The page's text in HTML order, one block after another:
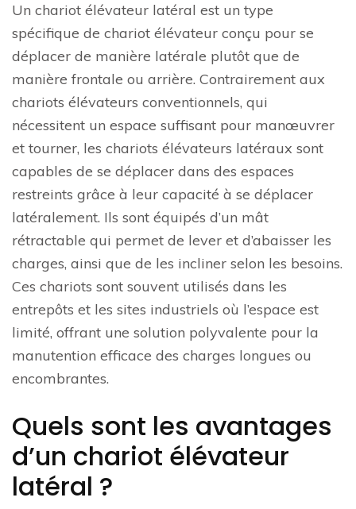
Un chariot élévateur latéral est un type
spécifique de chariot élévateur conçu pour se
déplacer de manière latérale plutôt que de
manière frontale ou arrière. Contrairement aux
chariots élévateurs conventionnels, qui
nécessitent un espace suffisant pour manœuvrer
et tourner, les chariots élévateurs latéraux sont
capables de se déplacer dans des espaces
restreints grâce à leur capacité à se déplacer
latéralement. Ils sont équipés d’un mât
rétractable qui permet de lever et d’abaisser les
charges, ainsi que de les incliner selon les besoins.
Ces chariots sont souvent utilisés dans les
entrepôts et les sites industriels où l’espace est
limité, offrant une solution polyvalente pour la
manutention efficace des charges longues ou
encombrantes.
Quels sont les avantages
d’un chariot élévateur
latéral ?